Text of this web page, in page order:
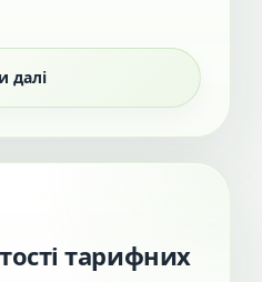
далі
тарифних